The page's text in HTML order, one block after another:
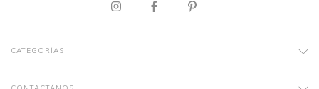
CATEGORÍAS